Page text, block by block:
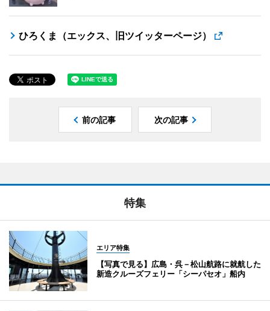
ひろくま（エックス、旧ツイッターページ）
前の記事 次の記事
特集
エリア特集
【写真で見る】広島・呉－松山航路に就航した
新造クルーズフェリー「シーパセオ」船内